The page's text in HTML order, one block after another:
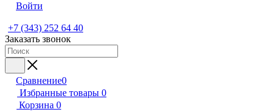
Войти
+7 (343) 252 64 40
Заказать звонок
Сравнение0
Избранные товары 0
Корзина 0